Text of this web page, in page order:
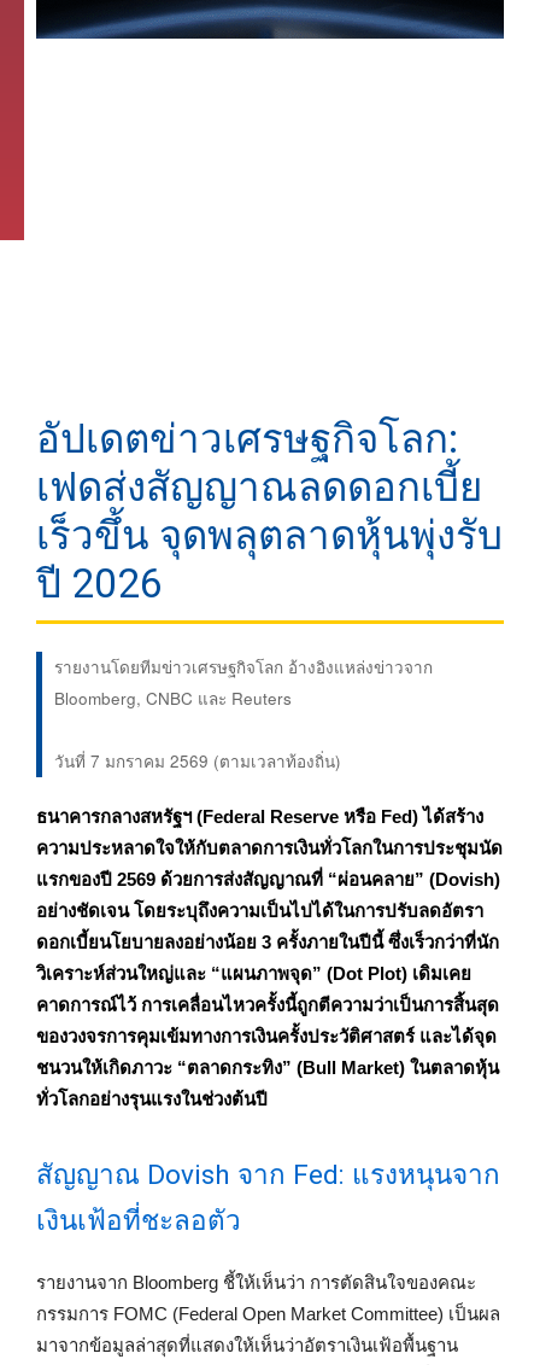
อัปเดตข่าวเศรษฐกิจโลก:
เฟดส่งสัญญาณลดดอกเบี้ย
เร็วขึ้น จุดพลุตลาดหุ้นพุ่งรับ
ปี 2026
รายงานโดยทีมข่าวเศรษฐกิจโลก อ้างอิงแหล่งข่าวจาก
Bloomberg, CNBC และ Reuters
วันที่ 7 มกราคม 2569 (ตามเวลาท้องถิ่น)
ธนาคารกลางสหรัฐฯ (Federal Reserve หรือ Fed) ได้สร้าง
ความประหลาดใจให้กับตลาดการเงินทั่วโลกในการประชุมนัด
แรกของปี 2569 ด้วยการส่งสัญญาณที่ “ผ่อนคลาย” (Dovish)
อย่างชัดเจน โดยระบุถึงความเป็นไปได้ในการปรับลดอัตรา
ดอกเบี้ยนโยบายลงอย่างน้อย 3 ครั้งภายในปีนี้ ซึ่งเร็วกว่าที่นัก
วิเคราะห์ส่วนใหญ่และ “แผนภาพจุด” (Dot Plot) เดิมเคย
คาดการณ์ไว้ การเคลื่อนไหวครั้งนี้ถูกตีความว่าเป็นการสิ้นสุด
ของวงจรการคุมเข้มทางการเงินครั้งประวัติศาสตร์ และได้จุด
ชนวนให้เกิดภาวะ “ตลาดกระทิง” (Bull Market) ในตลาดหุ้น
ทั่วโลกอย่างรุนแรงในช่วงต้นปี
สัญญาณ Dovish จาก Fed: แรงหนุนจาก
เงินเฟ้อที่ชะลอตัว
รายงานจาก Bloomberg ชี้ให้เห็นว่า การตัดสินใจของคณะ
กรรมการ FOMC (Federal Open Market Committee) เป็นผล
มาจากข้อมูลล่าสุดที่แสดงให้เห็นว่าอัตราเงินเฟ้อพื้นฐาน